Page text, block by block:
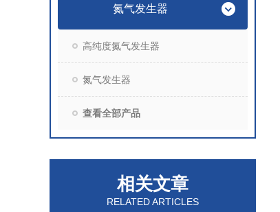
氮气发生器
高纯度氮气发生器
氮气发生器
查看全部产品
相关文章
RELATED ARTICLES